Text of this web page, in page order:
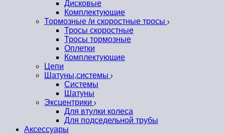
Дисковые
Комплектующие
Тормозные /и скоростные тросы
Тросы скоростные
Тросы тормозные
Оплетки
Комплектующие
Цепи
Шатуны,системы
Системы
Шатуны
Эксцентрики
Для втулки колеса
Для подседельной трубы
Аксессуары